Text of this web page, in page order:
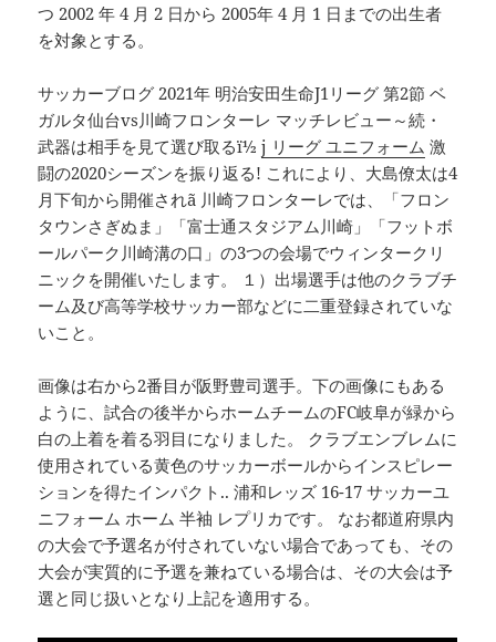
つ 2002 年 4 月 2 日から 2005年 4 月 1 日までの出生者
を対象とする。
サッカーブログ 2021年 明治安田生命J1リーグ 第2節 ベ
ガルタ仙台vs川崎フロンターレ マッチレビュー～続・
武器は相手を見て選び取るï½j リーグ ユニフォーム 激
闘の2020シーズンを振り返る! これにより、大島僚太は4
月下旬から開催されã 川崎フロンターレでは、「フロン
タウンさぎぬま」「富士通スタジアム川崎」「フットボ
ールパーク川崎溝の口」の3つの会場でウィンタークリ
ニックを開催いたします。 １）出場選手は他のクラブチ
ーム及び高等学校サッカー部などに二重登録されていな
いこと。
画像は右から2番目が阪野豊司選手。下の画像にもある
ように、試合の後半からホームチームのFC岐阜が緑から
白の上着を着る羽目になりました。 クラブエンブレムに
使用されている黄色のサッカーボールからインスピレー
ションを得たインパクト.. 浦和レッズ 16-17 サッカーユ
ニフォーム ホーム 半袖 レプリカです。 なお都道府県内
の大会で予選名が付されていない場合であっても、その
大会が実質的に予選を兼ねている場合は、その大会は予
選と同じ扱いとなり上記を適用する。